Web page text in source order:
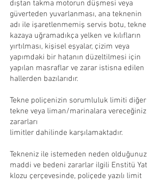
dıştan takma motorun düşmesi veya
güverteden yuvarlanması, ana teknenin
adı ile işaretlenmemiş servis botu, tekne
kazaya uğramadıkça yelken ve kılıfların
yırtılması, kişisel eşyalar, çizim veya
yapımdaki bir hatanın düzeltilmesi için
yapılan masraflar ve zarar istisna edilen
hallerden bazılarıdır.
Tekne poliçenizin sorumluluk limiti diğer
tekne veya liman/marinalara vereceğiniz
zararları
limitler dahilinde karşılamaktadır.
Tekneniz ile istemeden neden olduğunuz
maddi ve bedeni zararlar ilgili Enstitü Yat
klozu çerçevesinde, poliçede yazılı limit